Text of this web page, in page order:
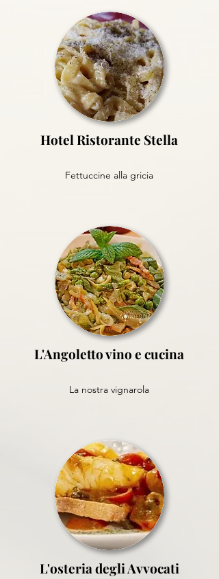
Hotel Ristorante Stella
Fettuccine alla gricia
L'Angoletto vino e cucina
La nostra vignarola
L'osteria degli Avvocati